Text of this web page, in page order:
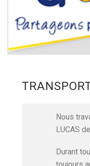
Nous
LUCAS
Durant
toujours